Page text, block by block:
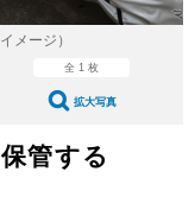
コーティング
防錆
ー「旧車」関連プロジェ
クト
イメージ）
全 1 枚
拡大写真
管する